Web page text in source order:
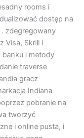
rooms i
dostęp na
zdegregowany
Visa, Skrill i
banku i metody
traverse
gracz
Indiana
pobranie na
tworzyć
i online pusta, i